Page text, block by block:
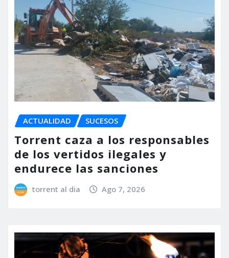
ACTUALIDAD SUCESOS
Torrent caza a los responsables
de los vertidos ilegales y
endurece las sanciones
torrent al dia Ago 7, 2026